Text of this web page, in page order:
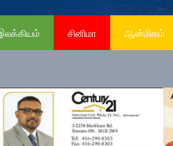
சினிமா ஆன்மிகம்